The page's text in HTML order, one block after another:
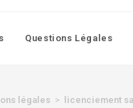
Questions Légales
légales > licenciement